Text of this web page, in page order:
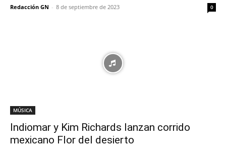
Redacción GN - 8 de septiembre de 2023 0
MÚSICA
Indiomar y Kim Richards lanzan corrido
mexicano Flor del desierto